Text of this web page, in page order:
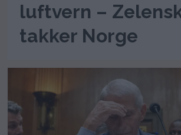
luftvern –
takker Norge